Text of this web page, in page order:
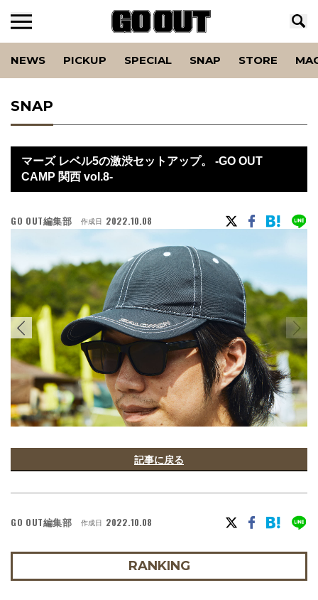
NEWS PICKUP SPECIAL SNAP STORE
SNAP
マーズ レベル5の激渋セットアップ。 -GO OUT
CAMP 関西 vol.8-
GO OUT編集部 作成日 2022.10.08
記事に戻る
GO OUT編集部 作成日 2022.10.08
RANKING